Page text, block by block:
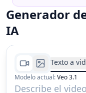
Generador
IA
Texto a
Modelo actual:Veo 3.1